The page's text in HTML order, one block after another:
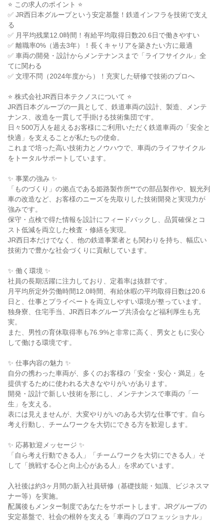
⭐ この求人のポイント ⭐
✅ JR西日本グループという安定基盤！鉄道インフラを技術で支え
る
✅ 月平均残業12.0時間！有給平均取得日数20.6日で働きやすい
✅ 離職率0%（過去3年）！長くキャリアを築きたい方に最適
✅ 車両の開発・設計からメンテナンスまで「ライフサイクル」全
てに関わる
✅ 文理不問（2024年度から）！充実した研修で技術のプロへ
⭐ 株式会社JR西日本テクノスについて ⭐
JR西日本グループの一員として、鉄道車両の設計、製造、メンテ
ナンス、改造を一貫して手掛ける技術集団です。
日々500万人を超えるお客様にご利用いただく鉄道車両の「安全と
快適」を支えることが私たちの使命。
これまで培った高い技術力とノウハウで、車両のライフサイクル
をトータルサポートしています。
✨ 事業の強み ✨
「ものづくり」の拠点である姫路製作所**での部品製作や、観光列
車の改造など、お客様のニーズを先取りした技術開発と実現力が
強みです。
保守・点検で得た情報を設計にフィードバックし、品質確保とコ
スト低減を両立した検査・修繕を実現。
JR西日本だけでなく、他の鉄道事業者とも関わりを持ち、幅広い
技術力で豊かな社会づくりに貢献しています。
✨ 働く環境 ✨
社員の長期活躍に注力しており、定着率は抜群です。
月平均所定外労働時間12.0時間、有給休暇の平均取得日数は20.6
日と、仕事とプライベートを両立しやすい環境が整っています。
独身寮、住宅手当、JR西日本グループ共済会など福利厚生も充
実。
また、男性の育休取得率も76.9%と非常に高く、男女ともに安心
して働ける環境です。
✨ 仕事内容の魅力 ✨
自分の携わった車両が、多くのお客様の「安全・安心・満足」を
提供するために使われる大きなやりがいがあります。
開発・設計で新しい技術を形にし、メンテナンスで車両の「一
生」を支える。
表には見えませんが、大変やりがいのある大切な仕事です。自ら
考え行動し、チームワークを大切にできる方を歓迎します。
✨ 応募歓迎メッセージ ✨
「自ら考え行動できる人」「チームワークを大切にできる人」そ
して「挑戦する心と向上心がある人」を求めています。
入社後は約3ヶ月間の新入社員研修（基礎技能・知識、ビジネスマ
ナー等）を実施。
配属後もメンター制度であなたをサポートします。JRグループの
安定基盤で、社会の根幹を支える「車両のプロフェッショナル」